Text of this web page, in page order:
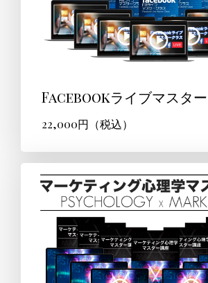
Facebookライブマスタ
22,000円（税込）